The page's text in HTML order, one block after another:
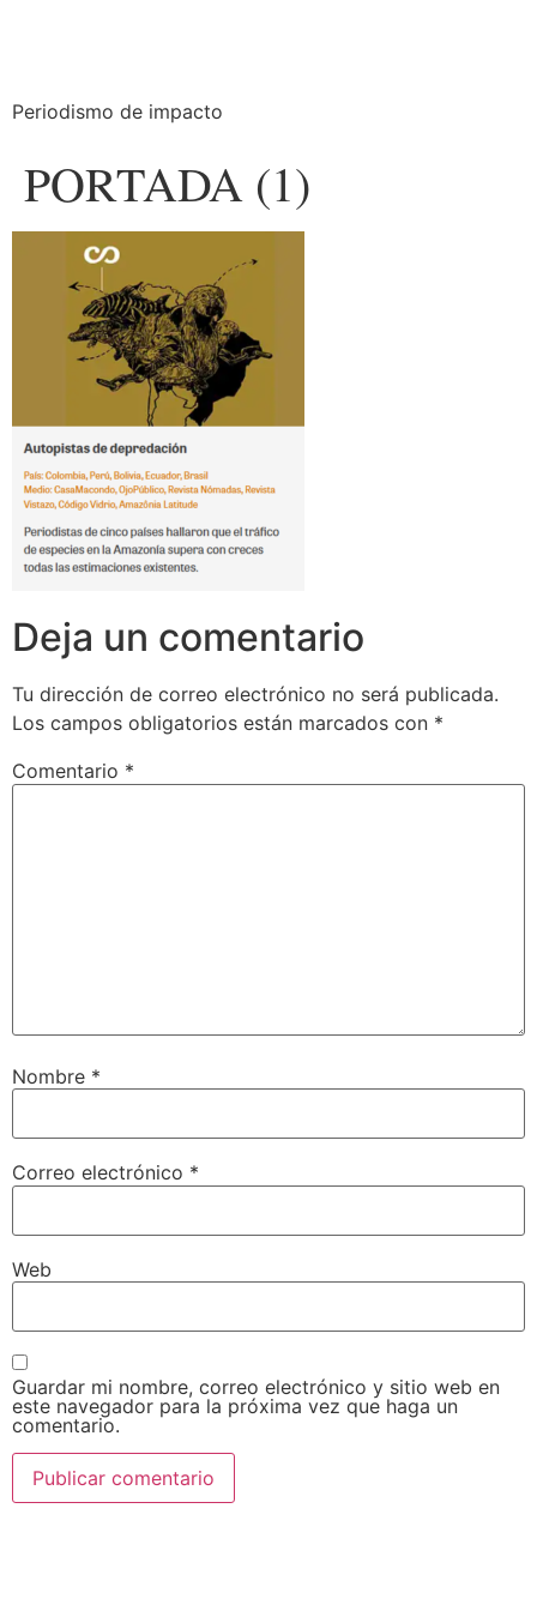
Periodismo de impacto
PORTADA (1)
Deja un comentario
Tu dirección de correo electrónico no será publicada.
Los campos obligatorios están marcados con *
Comentario *
Nombre *
Correo electrónico *
Web
Guardar mi nombre, correo electrónico y sitio web en
este navegador para la próxima vez que haga un
comentario.